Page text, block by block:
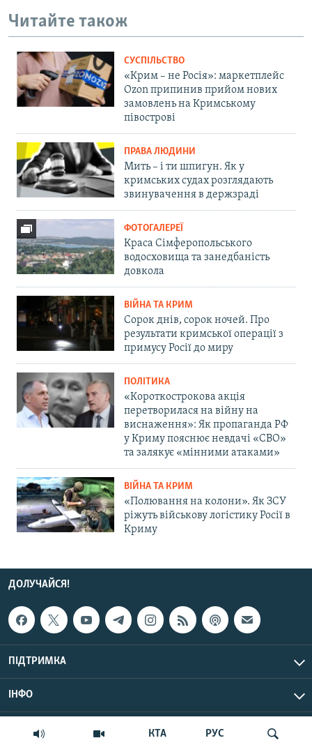
КТА РУС
Читайте також
СУСПІЛЬСТВО
«Крим – не Росія»: маркетплейс
Ozon припинив прийом нових
замовлень на Кримському
півострові
ПРАВА ЛЮДИНИ
Мить – і ти шпигун. Як у
кримських судах розглядають
звинувачення в держзраді
ФОТОГАЛЕРЕЇ
Краса Сімферопольського
водосховища та занедбаність
довкола
ВІЙНА ТА КРИМ
Сорок днів, сорок ночей. Про
результати кримської операції з
примусу Росії до миру
ПОЛІТИКА
«Короткострокова акція
перетворилася на війну на
виснаження»: Як пропаганда РФ
у Криму пояснює невдачі «СВО»
та залякує «мінними атаками»
ВІЙНА ТА КРИМ
«Полювання на колони». Як ЗСУ
ріжуть військову логістику Росії в
Криму
ДОЛУЧАЙСЯ!
ПІДТРИМКА
ІНФО
© Крим.Реалії, 2026 | Усі права застережено.